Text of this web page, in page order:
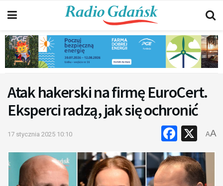
Atak hakerski na firmę EuroCert.
Eksperci radzą, jak się ochronić
17 stycznia 2025 10:10 X
AA